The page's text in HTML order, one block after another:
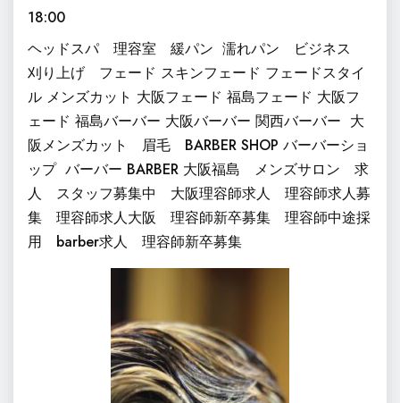
18:00
ヘッドスパ 理容室 緩パン 濡れパン ビジネス
刈り上げ フェード スキンフェード フェードスタイ
ル メンズカット 大阪フェード 福島フェード 大阪フ
ェード 福島バーバー 大阪バーバー 関西バーバー 大
阪メンズカット 眉毛 BARBER SHOP バーバーショ
ップ バーバー BARBER 大阪福島 メンズサロン 求
人 スタッフ募集中 大阪理容師求人 理容師求人募
集 理容師求人大阪 理容師新卒募集 理容師中途採
用 barber求人 理容師新卒募集